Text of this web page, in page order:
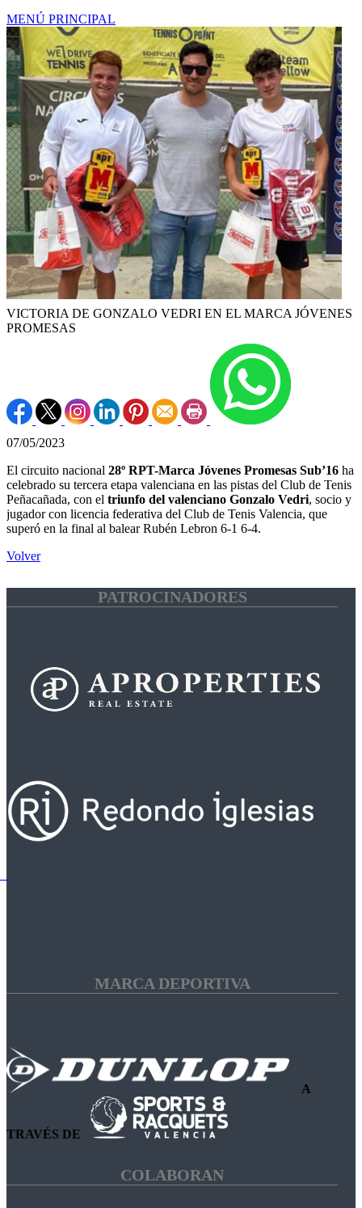
MENÚ PRINCIPAL
VICTORIA DE GONZALO VEDRI EN EL MARCA JÓVENES
PROMESAS
07/05/2023
El circuito nacional 28º RPT-Marca Jóvenes Promesas Sub’16 ha
celebrado su tercera etapa valenciana en las pistas del Club de Tenis
Peñacañada, con el triunfo del valenciano Gonzalo Vedri, socio y
jugador con licencia federativa del Club de Tenis Valencia, que
superó en la final al balear Rubén Lebron 6-1 6-4.
Volver
PATROCINADORES
MARCA DEPORTIVA
A
TRAVÉS DE
COLABORAN